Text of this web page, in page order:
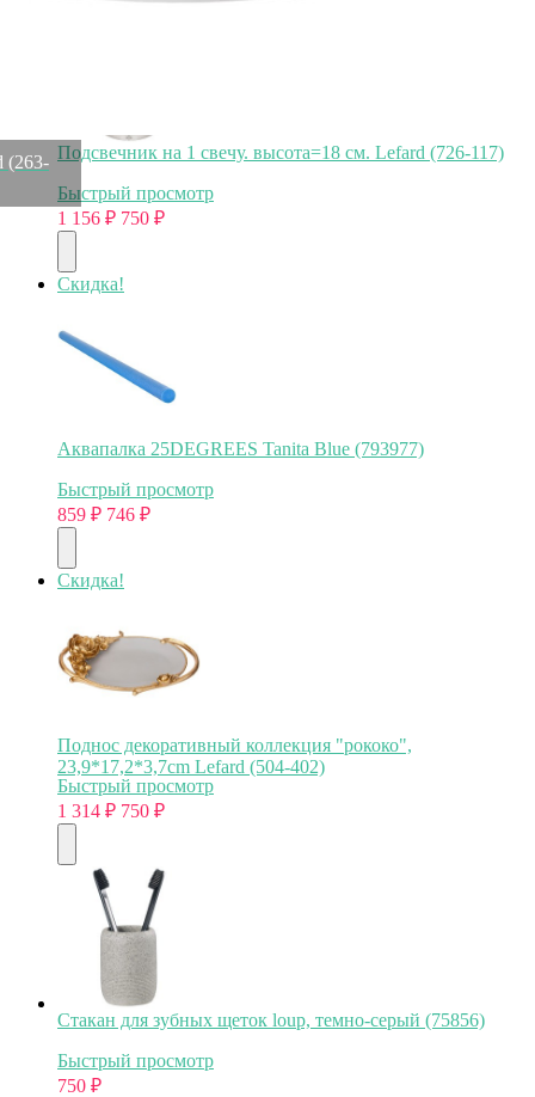
(263- Подсвечник на 1 свечу. высота=18 см. Lefard (726-117)
Быстрый просмотр
1 156 ₽ 750 ₽
Скидка!
Аквапалка 25DEGREES Tanita Blue (793977)
Быстрый просмотр
859 ₽ 746 ₽
Скидка!
Поднос декоративный коллекция "рококо",
23,9*17,2*3,7cm Lefard (504-402)
Быстрый просмотр
1 314 ₽ 750 ₽
Стакан для зубных щеток loup, темно-серый (75856)
Быстрый просмотр
750 ₽